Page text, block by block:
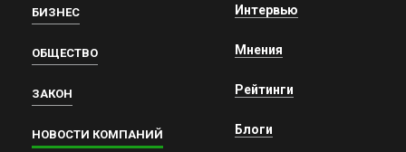
БИЗНЕС
ОБЩЕСТВО
ЗАКОН
НОВОСТИ КОМПАНИЙ
Интервью
Мнения
Рейтинги
Блоги